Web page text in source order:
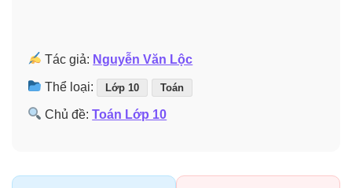
Tác giả: Nguyễn Văn Lộc
Thể loại: Lớp 10 Toán
Chủ đề:Toán Lớp 10